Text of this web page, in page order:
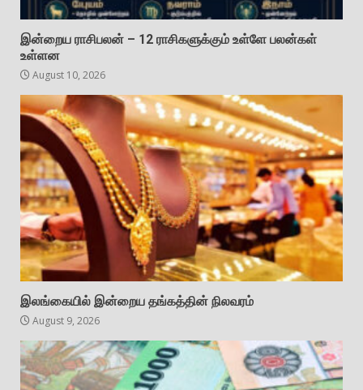
இன்றைய ராசிபலன் – 12 ராசிகளுக்கும் உள்ளே பலன்கள்
உள்ளன
August 10, 2026
இலங்கையில் இன்றைய தங்கத்தின் நிலவரம்
August 9, 2026